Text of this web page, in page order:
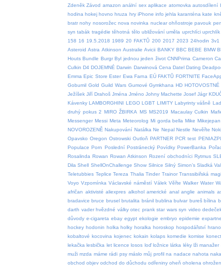
Zdeněk Závod amazon anální sex aplikace atomovka autosdílení
hodina hokej hovno hruza hry iPhone info jehla karanténa kate
bratr nohy nosorožec nova novinka nuclear ohňostroje pavouk
syn tabák tragédie těhotná tělo ubližování uměla uprchlíci uprchlík
158 16 19.5.2018 1989 20 FAKTŮ 200 2017 2023 24hodin 3v1
Asteroid Astra Atkinson Australie Avicii BANKY BBC BEBE BMW
Houts Bundle Burgr Byl jednou jeden život CNNPrima Cameron
Culkin D4 DOJEMNÉ Darwin Darwinová Cena Datel Dating
Emma Epic Store Ester Ewa Farna EÚ FAKTŮ FORTNITE
Gobumil Gold Guild Wars Gumové Gymkhana HD HOTOVOSTNÉ
Ježíšek Jiří Drahoš Jména Jméno Johny Machette Josef Jágr
Kávenky LAMBORGHINI LEGO LGBT LIMITY Labyrinty vášně
druhý pokus 2 MIRO ŽBIRKA MS MS2019 Macaulay Culkin
Messenger Messi Meta Meteorolog Mi gorda bella Mike Mikejepan
NOVOROZENĚ Nakupování Natálka Ne Nepal Nestle Nevěřte
Opavsko Oregon Ostrowski Outloň PARTNER PCR test
Populace Porn Poslední Postránecký Povídky PowerBanka
Rosalinda Rowan Rowan Atkinson Rození obchodníci Rytmus
Dila Shell ShellOnChallenge Show Silnice Silný Simon’s Sladká
Teletubbies Teplice Tereza Thalia Tinder Trainor Transsibiřská
Voyo Vzpomínka Václavské náměstí Válek Věřte Walker Water
afričan aktivisté aliexpres alkohol americké anal anglie animals
bradavice bruce brusel brutalita bránil bublina bulvar bureš bílina
darth vader hvězdné války otec prank star wars syn video
důvody e-cigareta ebay egypt ekologie embryo epidemie
hockey hodonin holka holky horalka horoskop hospodářství
kobaltové kocovina kojenec kokain kolaps komedie komise
lekačka lesbička let licence losos loď ložnice látka léky lži manažer
muži mzda máme rádi psy máslo můj profil na nadace nahota
obchod objev odchod do důchodu odřeniny oheň oholena